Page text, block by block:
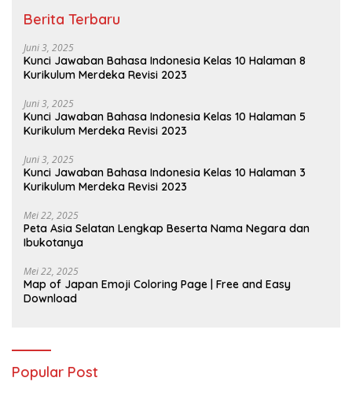
Berita Terbaru
Juni 3, 2025
Kunci Jawaban Bahasa Indonesia Kelas 10 Halaman 8
Kurikulum Merdeka Revisi 2023
Juni 3, 2025
Kunci Jawaban Bahasa Indonesia Kelas 10 Halaman 5
Kurikulum Merdeka Revisi 2023
Juni 3, 2025
Kunci Jawaban Bahasa Indonesia Kelas 10 Halaman 3
Kurikulum Merdeka Revisi 2023
Mei 22, 2025
Peta Asia Selatan Lengkap Beserta Nama Negara dan
Ibukotanya
Mei 22, 2025
Map of Japan Emoji Coloring Page | Free and Easy
Download
Popular Post